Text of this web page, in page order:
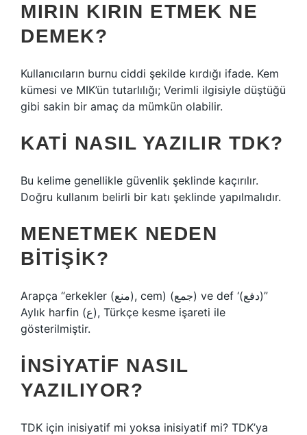
MIRIN KIRIN ETMEK NE
DEMEK?
Kullanıcıların burnu ciddi şekilde kırdığı ifade. Kem
kümesi ve MIK’ün tutarlılığı; Verimli ilgisiyle düştüğü
gibi sakin bir amaç da mümkün olabilir.
KATI NASIL YAZILIR TDK?
Bu kelime genellikle güvenlik şeklinde kaçırılır.
Doğru kullanım belirli bir katı şeklinde yapılmalıdır.
MENETMEK NEDEN
BITIŞIK?
Arapça “erkekler (منع), cem) (جمع) ve def ‘(دفع)”
Aylık harfin (ع), Türkçe kesme işareti ile
gösterilmiştir.
İNSIYATIF NASIL
YAZILIYOR?
TDK için inisiyatif mi yoksa inisiyatif mi? TDK’ya